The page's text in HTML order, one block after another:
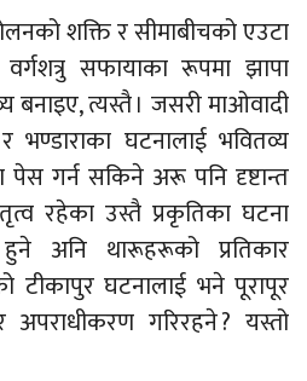
शक्ति र सीमाबीचको एउटा
वर्गशत्रु सफायाका रूपमा झापा
बनाइए, त्यस्तै । जसरी माओवादी
भण्डाराका घटनालाई भवितव्य
पेस गर्न सकिने अरू पनि दृष्टान्त
रहेका उस्तै प्रकृतिका घटना
अनि थारूहरूको प्रतिकार
टीकापुर घटनालाई भने पूरापूर
गरिरहने ? यस्तो